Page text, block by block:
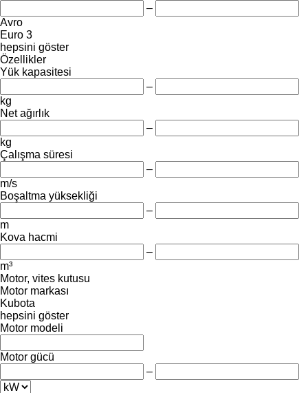
–
Avro
Euro 3
hepsini göster
Özellikler
Yük kapasitesi
–
kg
Net ağırlık
–
kg
Çalışma süresi
–
m/s
Boşaltma yüksekliği
–
m
Kova hacmi
–
m³
Motor, vites kutusu
Motor markası
Kubota
hepsini göster
Motor modeli
Motor gücü
–